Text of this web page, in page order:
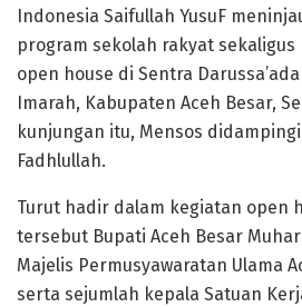
Indonesia Saifullah YusuF
program sekolah rakyat
open house di Sentra
Imarah, Kabupaten Aceh Besar,
kunjungan itu, Mensos
Fadhlullah.
‎Turut hadir dalam kegiatan open
tersebut Bupati Aceh Besar
Majelis Permusyawaratan Ulama
serta sejumlah kepala Satuan